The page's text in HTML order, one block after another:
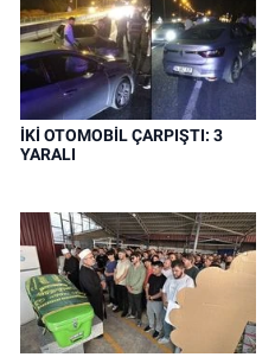
İKİ OTOMOBİL ÇARPIŞTI: 3
YARALI